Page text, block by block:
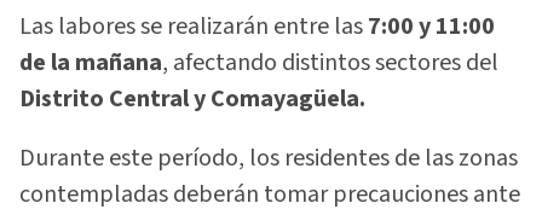
Las labores se realizarán entre las7:00 y 11:00
de la mañana, afectando distintos sectores del
Distrito Central y Comayagüela.
Durante este período, los residentes de las zonas
contempladas deberán tomar precauciones ante